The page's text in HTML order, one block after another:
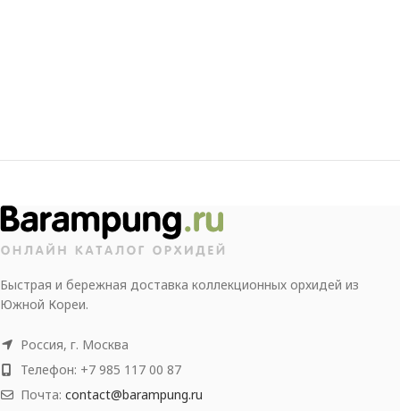
Быстрая и бережная доставка коллекционных орхидей из
Южной Кореи.
Россия, г. Москва
Телефон: +7 985 117 00 87
Почта: contact@barampung.ru